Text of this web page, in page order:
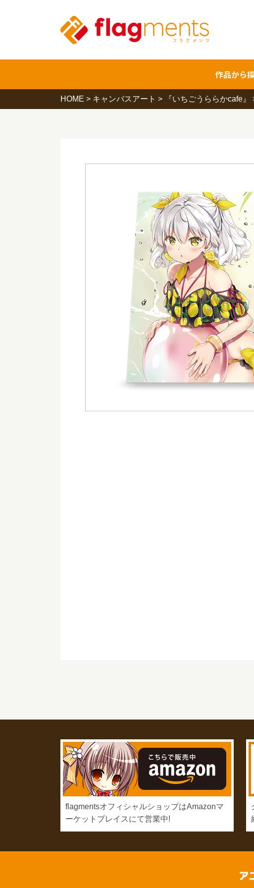
作品から
HOME > キャンバスアート > 『いちごうららかcafe』
flagmentsオフィシャルショップはAmazonマ
ーケットプレイスにて営業中!